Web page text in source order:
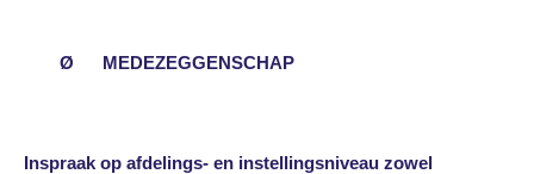
Ø MEDEZEGGENSCHAP
Inspraak op afdelings- en instellingsniveau zowel